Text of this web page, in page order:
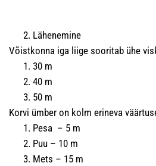
Lähenemine
Võistkonna iga liige sooritab ühe
30 m
40 m
50 m
Korvi ümber on kolm erineva
Pesa – 5 m
Puu – 10 m
Mets – 15 m